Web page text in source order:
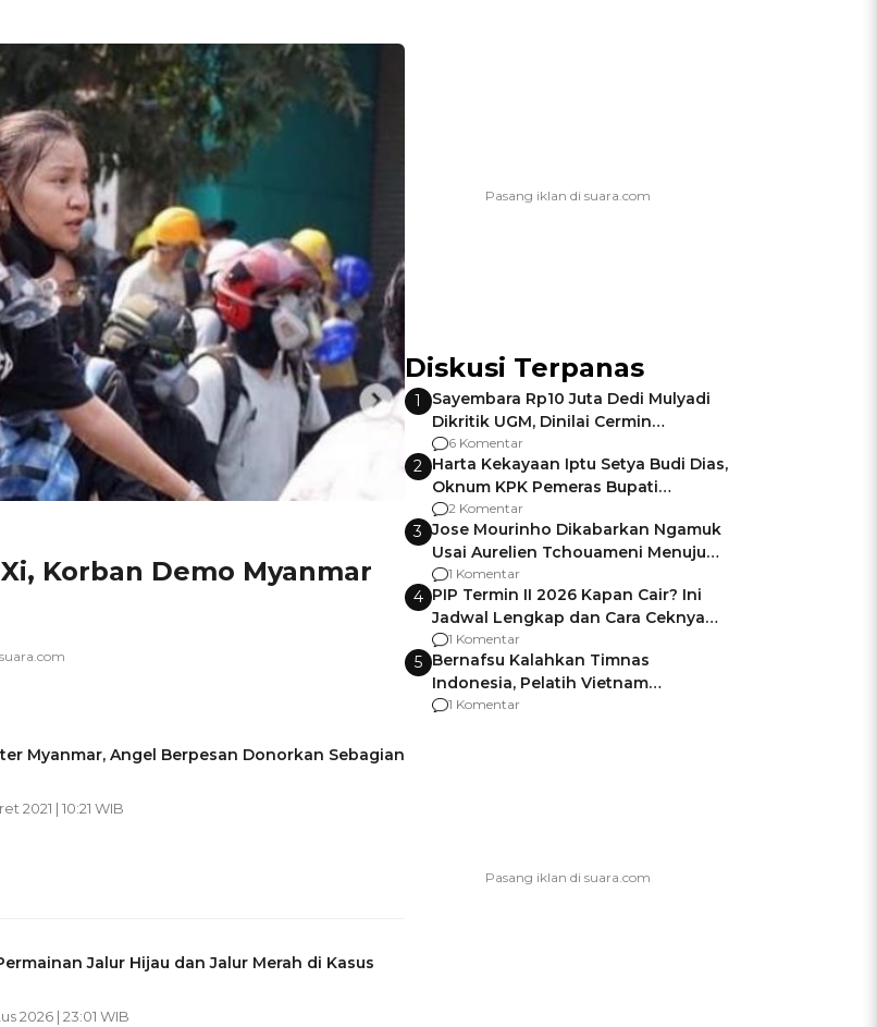
Korban Demo Myanmar
Myanmar, Angel Berpesan Donorkan Sebagian
2021 | 10:21 WIB
Jalur Hijau dan Jalur Merah di Kasus
2026 | 23:01 WIB
Diskusi Terpanas
1
Sayembara Rp10 Juta Dedi Mulyadi
Dikritik UGM, Dinilai Cermin
Gagalnya Negara Jamin Keamanan
6 Komentar
2 Harta Kekayaan Iptu Setya Budi Dias,
Oknum KPK Pemeras Bupati
Pemalang
2 Komentar
3 Jose Mourinho Dikabarkan Ngamuk
Usai Aurelien Tchouameni Menuju
Manchester United
1 Komentar
4 PIP Termin II 2026 Kapan Cair? Ini
Jadwal Lengkap dan Cara Ceknya
agar Dana Tidak Hangus!
1 Komentar
5 Bernafsu Kalahkan Timnas
Indonesia, Pelatih Vietnam
Berencana Pakai Jimat di Pakansari
1 Komentar